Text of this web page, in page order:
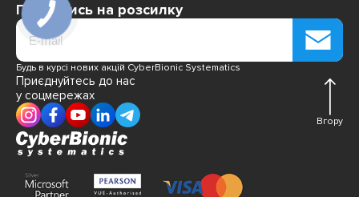
Підпишись на розсилку
Будь в курсі нових акцій CyberBionic Systematics
Приєднуйтесь до нас
у соцмережах
Вгору